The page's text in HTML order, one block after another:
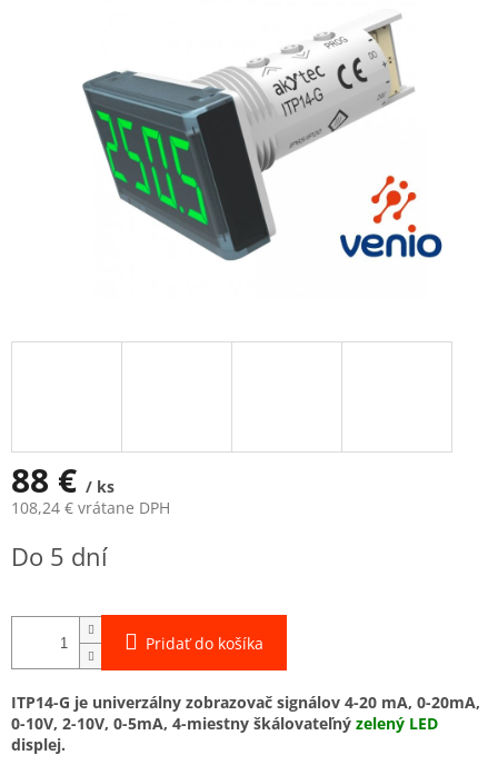
88 € / ks
108,24 € vrátane DPH
cena:
Do 5 dní
Pridať do košíka
ITP14-G je univerzálny zobrazovač signálov 4-20 mA, 0-20mA,
0-10V, 2-10V, 0-5mA, 4-miestny škálovateľný zelený LED
displej.